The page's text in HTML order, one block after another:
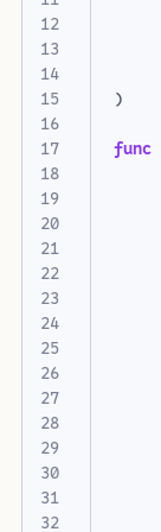
12
14
15
16
17
18
19
20
21
22
24
25
26
27
28
29
30
31
32
)
func